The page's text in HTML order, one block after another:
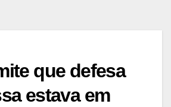
que defesa
estava em